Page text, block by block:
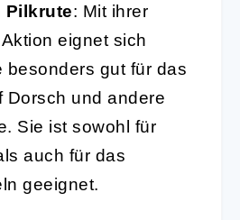
Pilkrute: Mit ihrer
eignet sich
besonders gut für das
Dorsch und andere
Sie ist sowohl für
auch für das
geeignet.